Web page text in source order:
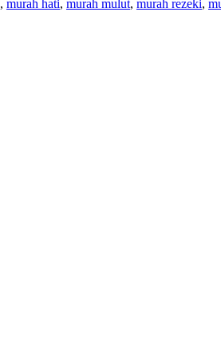
, murah hati, murah mulut, murah rezeki,